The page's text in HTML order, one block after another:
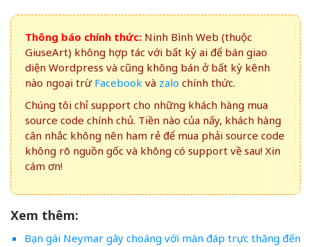
Thông báo chính thức: Ninh Bình Web (thuộc
GiuseArt) không hợp tác với bất kỳ ai để bán giao
diện Wordpress và cũng không bán ở bất kỳ kênh
nào ngoại trừ Facebook và zalo chính thức.
Chúng tôi chỉ support cho những khách hàng mua
source code chính chủ. Tiền nào của nấy, khách hàng
cân nhắc không nên ham rẻ để mua phải source code
không rõ nguồn gốc và không có support về sau! Xin
cám ơn!
Xem thêm:
Bạn gái Neymar gây choáng với màn đáp trực thăng đến